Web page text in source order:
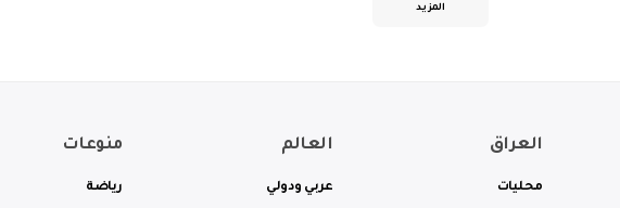
المزيد
العراق
محليات
العالم
عربي ودولي
منوعات
رياضة